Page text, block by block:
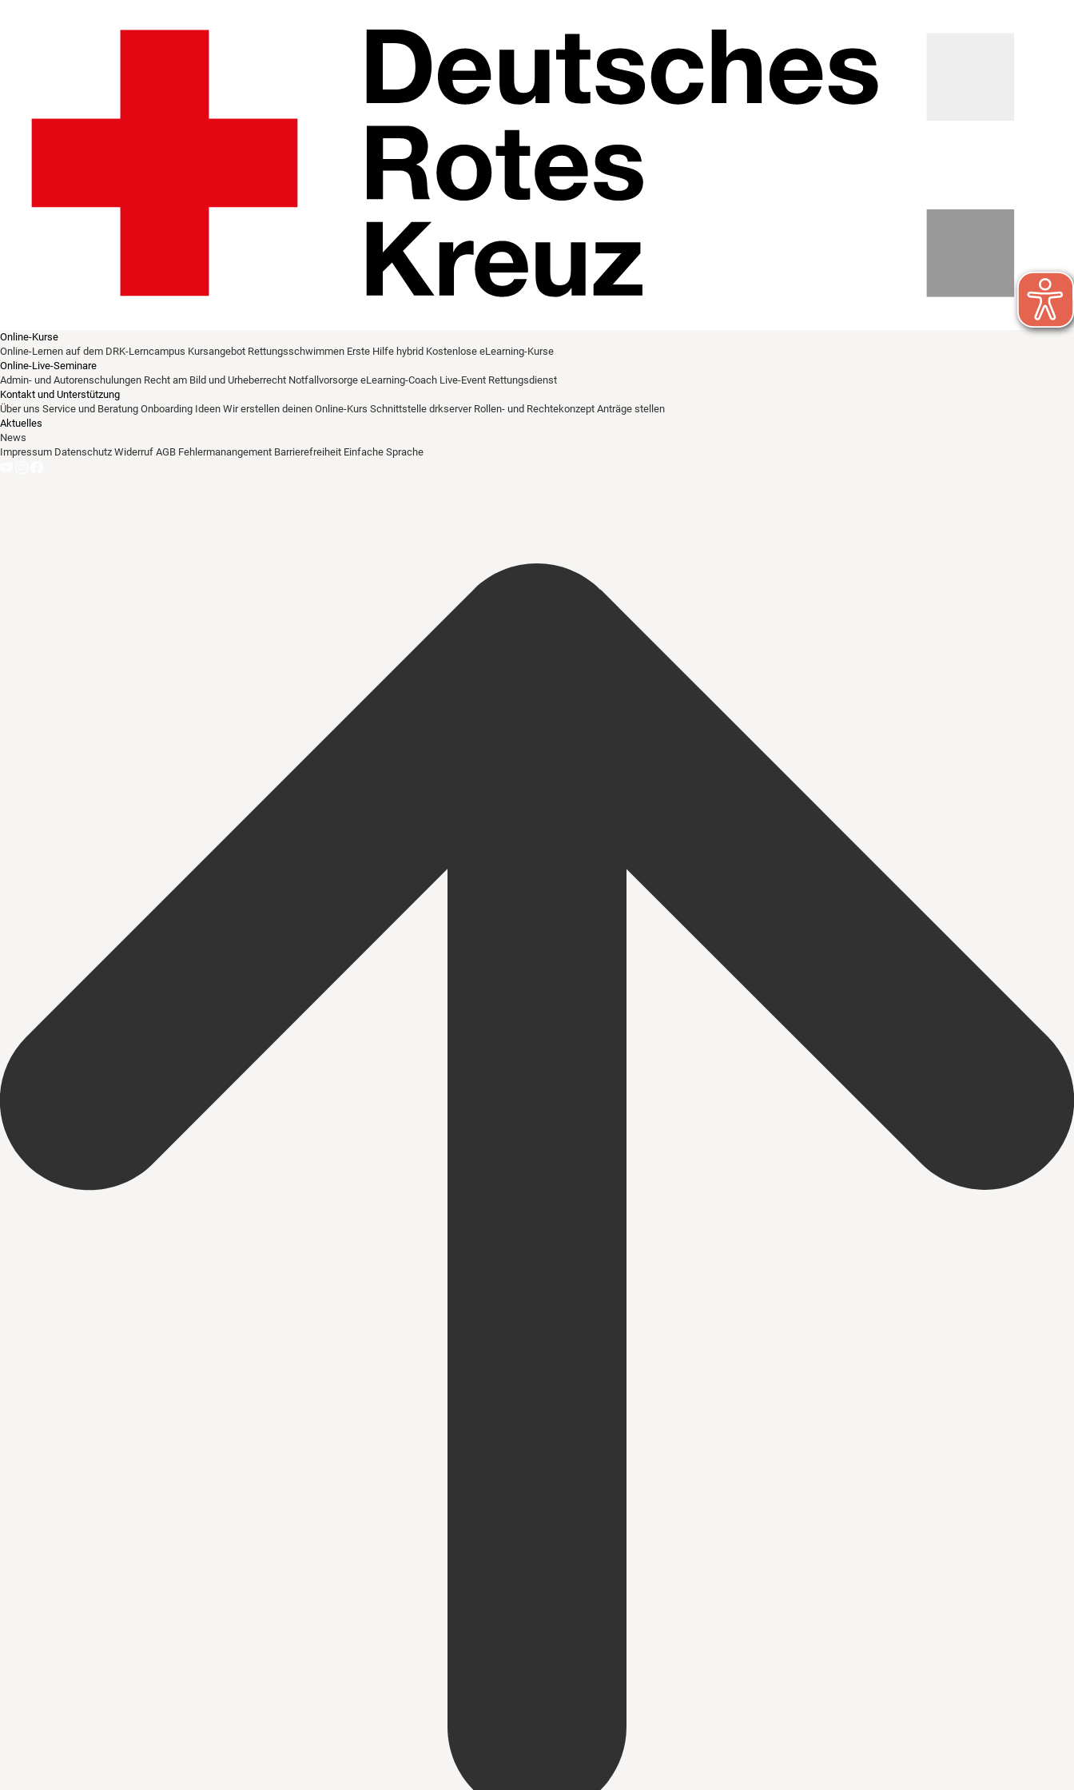
Online-Kurse
Online-Lernen auf dem DRK-Lerncampus Kursangebot Rettungsschwimmen Erste Hilfe hybrid Kostenlose eLearning-Kurse
Online-Live-Seminare
Admin- und Autorenschulungen Recht am Bild und Urheberrecht Notfallvorsorge eLearning-Coach Live-Event Rettungsdienst
Kontakt und Unterstützung
Über uns Service und Beratung Onboarding Ideen Wir erstellen deinen Online-Kurs Schnittstelle drkserver Rollen- und Rechtekonzept Anträge stellen
Aktuelles
News
Impressum Datenschutz Widerruf AGB Fehlermanangement Barrierefreiheit Einfache Sprache